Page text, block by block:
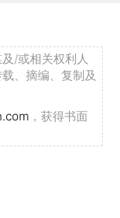
和改善民生，
动老区加快发
到三亚河生态
境保护工作、
/或相关权利人
、摘编、复制及
，获得书面